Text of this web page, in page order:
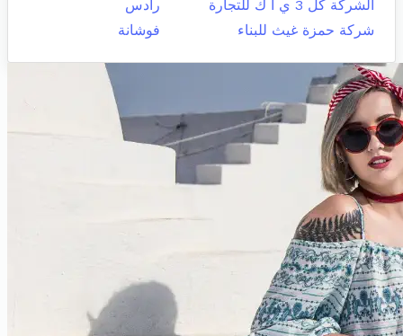
الشركة كل 3 ي أ ك للتجارة
رادس
شركة حمزة غيث للبناء
فوشانة